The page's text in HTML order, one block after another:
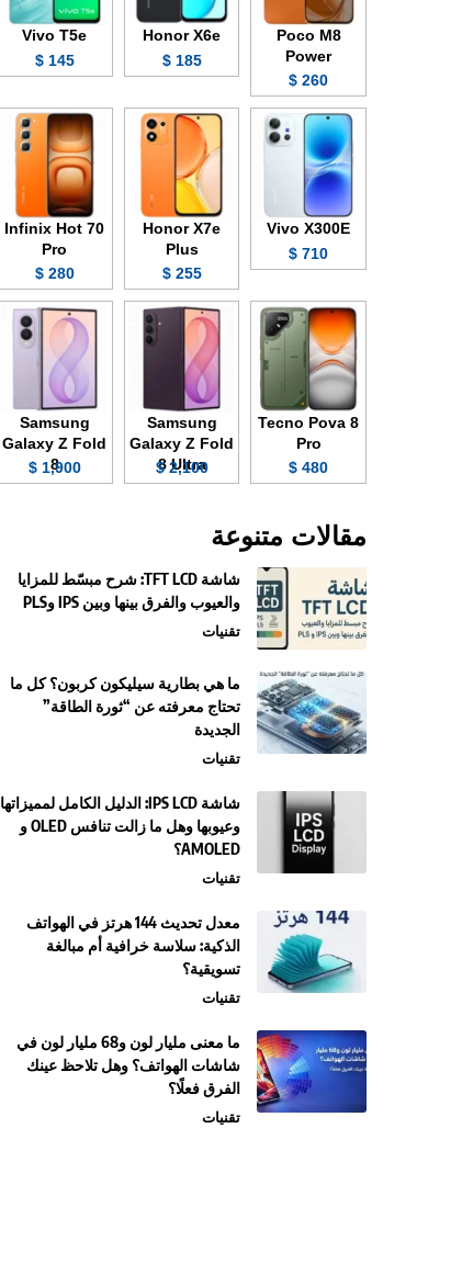
Poco M8
Power
260 $
Honor X6e
185 $
Vivo T5e
145 $
Vivo X300E
710 $
Honor X7e
Plus
255 $
Infinix Hot 70
Pro
280 $
Tecno Pova 8
Pro
480 $
Samsung
Galaxy Z Fold
8 Ultra
2,100 $
Samsung
Galaxy Z Fold
8
1,900 $
مقالات متنوعة
شاشة TFT LCD: شرح مبسّط للمزايا
والعيوب والفرق بينها وبين IPS وPLS
تقنيات
ما هي بطارية سيليكون كربون؟ كل ما
تحتاج معرفته عن “ثورة الطاقة”
الجديدة
تقنيات
شاشة IPS LCD: الدليل الكامل لمميزاتها
وعيوبها وهل ما زالت تنافس OLED و
AMOLED؟
تقنيات
معدل تحديث 144 هرتز في الهواتف
الذكية: سلاسة خرافية أم مبالغة
تسويقية؟
تقنيات
ما معنى مليار لون و68 مليار لون في
شاشات الهواتف؟ وهل تلاحظ عينك
الفرق فعلًا؟
تقنيات